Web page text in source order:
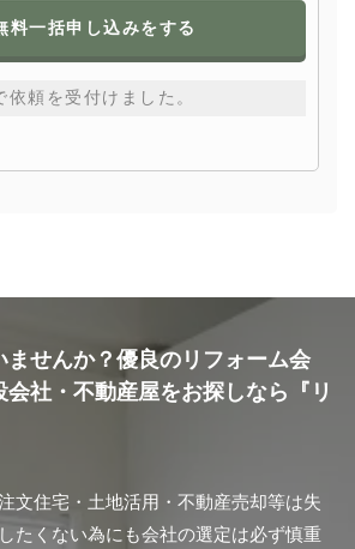
料一括申し込みをする
和歌
けま
し
ませんか？優良のリフォーム会
社・不動産屋をお探しなら『リ
文住宅・土地活用・不動産売却等は失
たくない為にも会社の選定は必ず慎重